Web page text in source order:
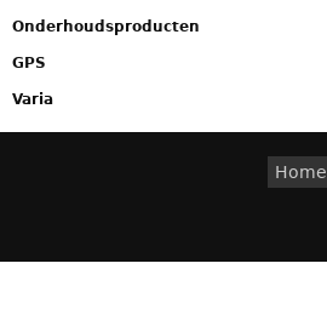
Onderhoudsproducten
GPS
Varia
Home